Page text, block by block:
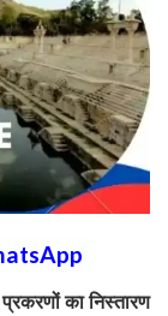
का निस्तारण